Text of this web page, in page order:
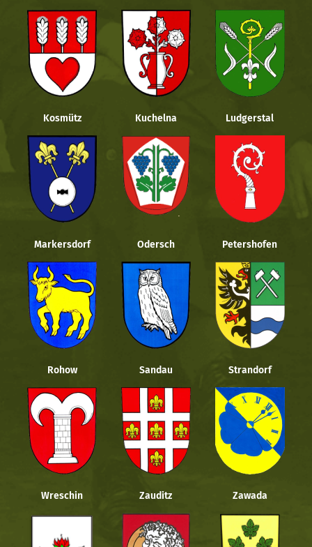
Kosmütz Kuchelna Ludgerstal
Markersdorf Odersch Petershofen
Rohow Sandau Strandorf
Wreschin Zauditz Zawada